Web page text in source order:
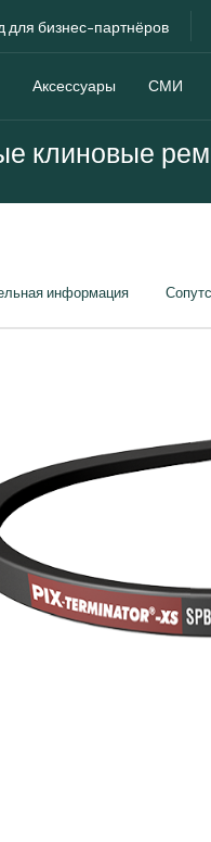
для бизнес-партнёров
Аксессуары СМИ
клиновые
информация